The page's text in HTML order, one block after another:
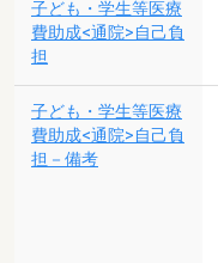
子ども・学生等医療
費助成<通院>自己負
担
子ども・学生等医療
費助成<通院>自己負
担－備考